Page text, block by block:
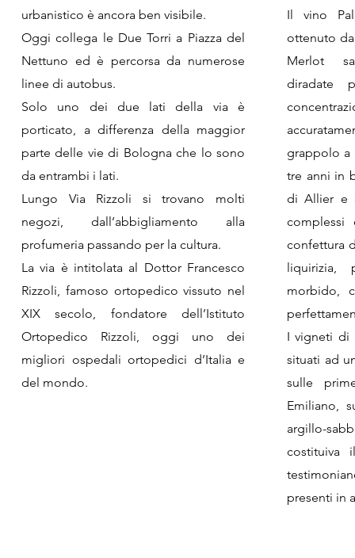
urbanistico è ancora ben visibile.
Oggi collega le Due Torri a Piazza del
Nettuno ed è percorsa da numerose
linee di autobus.
Solo uno dei due lati della via è
porticato, a differenza della maggior
parte delle vie di Bologna che lo sono
da entrambi i lati.
Lungo Via Rizzoli si trovano molti
negozi, dall’abbigliamento alla
profumeria passando per la cultura.
La via è intitolata al Dottor Francesco
Rizzoli, famoso ortopedico vissuto nel
XIX secolo, fondatore dell’Istituto
Ortopedico Rizzoli, oggi uno dei
migliori ospedali ortopedici d’Italia e
del mondo.
Il vino
ottenuto
Merlot
diradate
grappolo a
tre anni in
di Allier e
confettura
liquirizia,
morbido,
I vigneti di
situati ad
sulle
Emiliano,
argillo-
costituiva
presenti in